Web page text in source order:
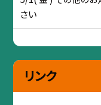
さい
リンク